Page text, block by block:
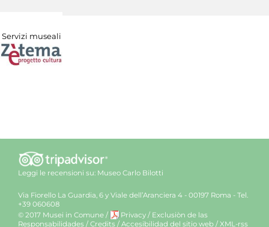
Servizi museali
Leggi le recensioni su: Museo Carlo Bilotti
Via Fiorello La Guardia, 6 y Viale dell’Aranciera 4 - 00197 Roma - Tel.
+39 060608
© 2017 Musei in Comune / Privacy / Exclusiòn de las
Responsabilidades / Credits / Accesibilidad del sitio web / XML-rss